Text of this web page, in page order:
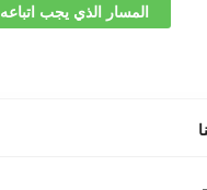
المسار الذي يجب اتباعه